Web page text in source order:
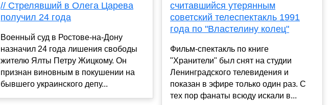
// Стрелявший в Олега Царева
получил 24 года
Военный суд в Ростове-на-Дону
назначил 24 года лишения свободы
жителю Ялты Петру Жицкому. Он
признан виновным в покушении на
бывшего украинского депу...
считавшийся утерянным
советский телеспектакль 1991
года по "Властелину колец"
Фильм-спектакль по книге
"Хранители" был снят на студии
Ленинградского телевидения и
показан в эфире только один раз. С
тех пор фанаты всюду искали в...